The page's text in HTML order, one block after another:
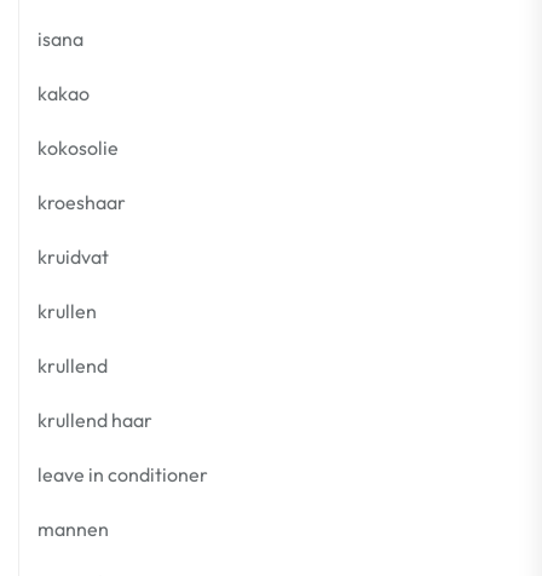
isana
kakao
kokosolie
kroeshaar
kruidvat
krullen
krullend
krullend haar
leave in conditioner
mannen